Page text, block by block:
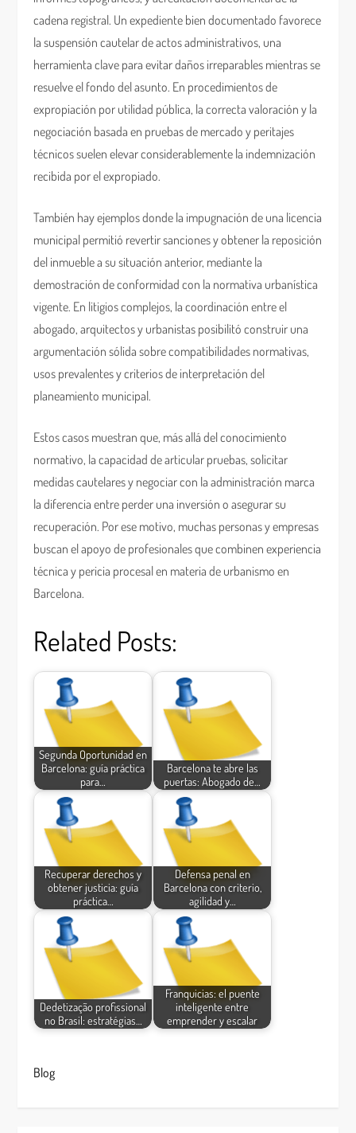
cadena registral. Un expediente bien documentado favorece
la suspensión cautelar de actos administrativos, una
herramienta clave para evitar daños irreparables mientras se
resuelve el fondo del asunto. En procedimientos de
expropiación por utilidad pública, la correcta valoración y la
negociación basada en pruebas de mercado y peritajes
técnicos suelen elevar considerablemente la indemnización
recibida por el expropiado.
También hay ejemplos donde la impugnación de una licencia
municipal permitió revertir sanciones y obtener la reposición
del inmueble a su situación anterior, mediante la
demostración de conformidad con la normativa urbanística
vigente. En litigios complejos, la coordinación entre el
abogado, arquitectos y urbanistas posibilitó construir una
argumentación sólida sobre compatibilidades normativas,
usos prevalentes y criterios de interpretación del
planeamiento municipal.
Estos casos muestran que, más allá del conocimiento
normativo, la capacidad de articular pruebas, solicitar
medidas cautelares y negociar con la administración marca
la diferencia entre perder una inversión o asegurar su
recuperación. Por ese motivo, muchas personas y empresas
buscan el apoyo de profesionales que combinen experiencia
técnica y pericia procesal en materia de urbanismo en
Barcelona.
Related Posts:
Segunda Oportunidad en
Barcelona: guía práctica
para…
Barcelona te abre las
puertas: Abogado de…
Recuperar derechos y
obtener justicia: guía
práctica…
Defensa penal en
Barcelona con criterio,
agilidad y…
Dedetização profissional
no Brasil: estratégias…
Franquicias: el puente
inteligente entre
emprender y escalar
Blog